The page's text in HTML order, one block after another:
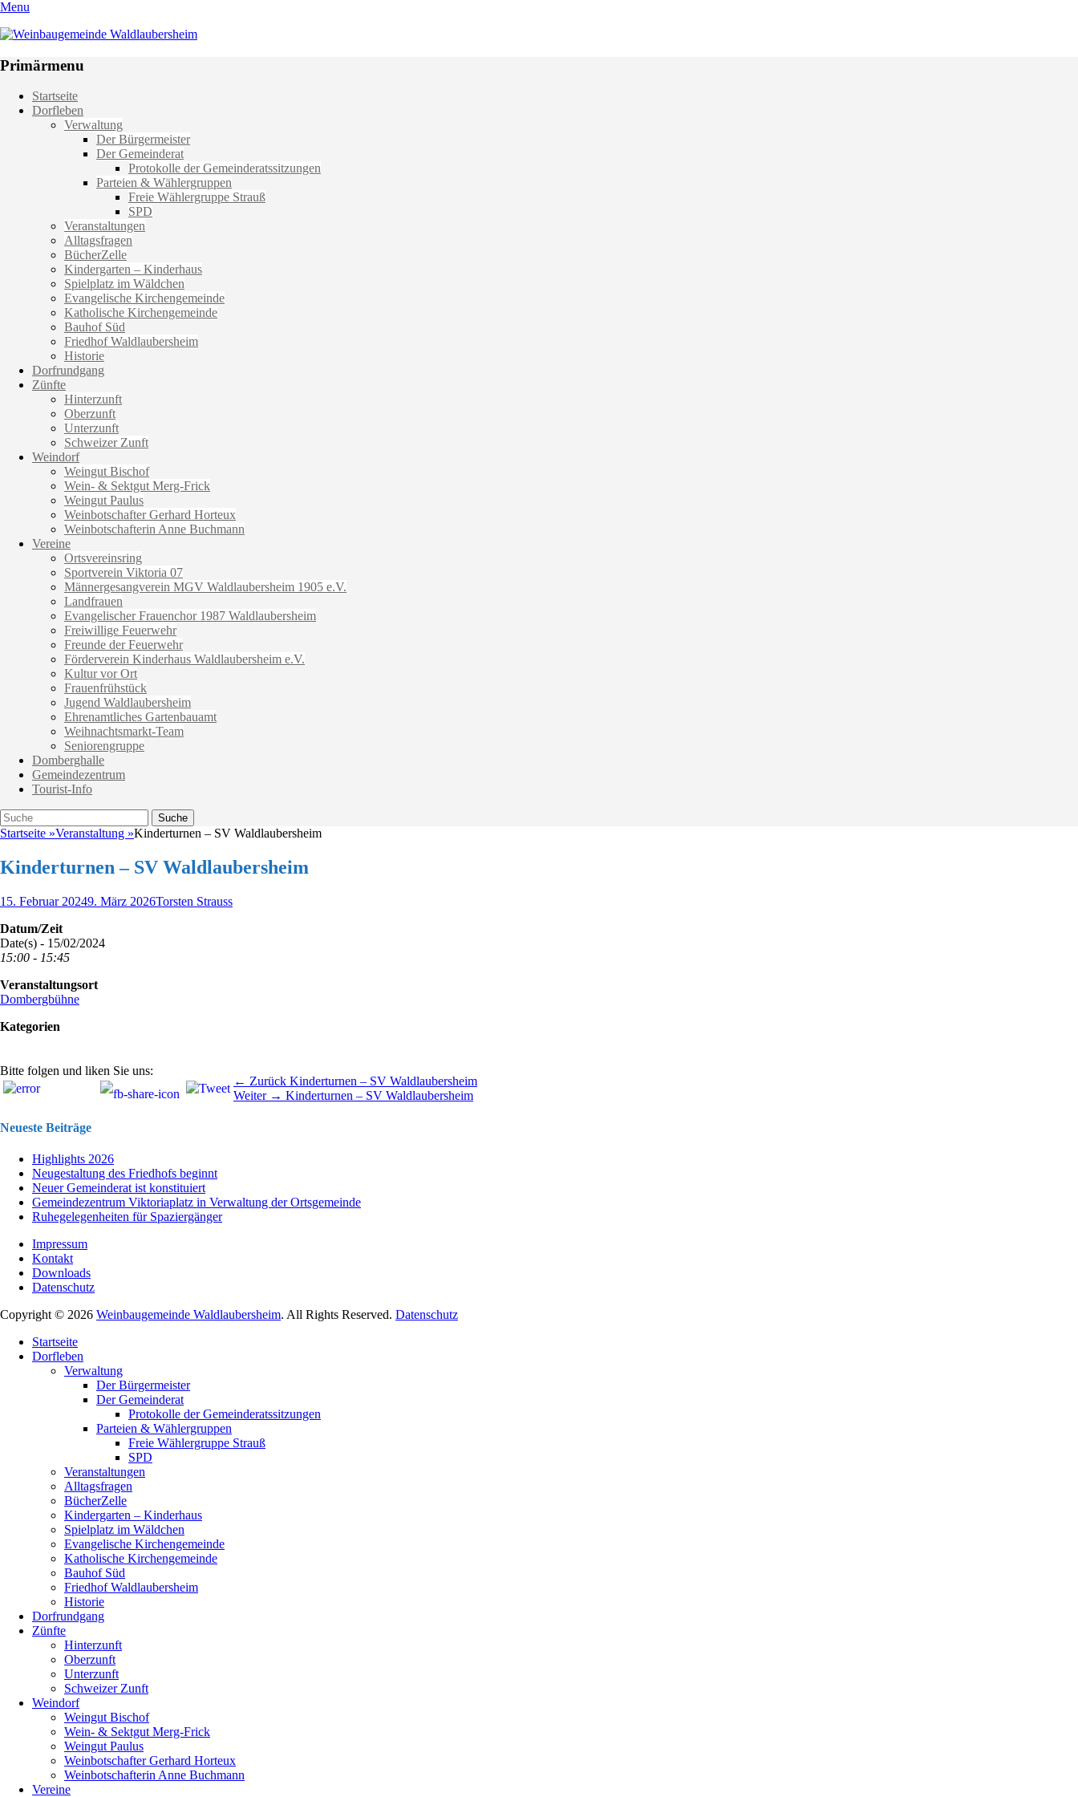
Menu
Weinbaugemeinde Waldlaubersheim
Primärmenu
Weiter
zum
Startseite
Dorfleben
Verwaltung
Der Bürgermeister
Der Gemeinderat
Protokolle der Gemeinderatssitzungen
Parteien & Wählergruppen
Freie Wählergruppe Strauß
SPD
Veranstaltungen
Alltagsfragen
BücherZelle
Kindergarten – Kinderhaus
Spielplatz im Wäldchen
Evangelische Kirchengemeinde
Katholische Kirchengemeinde
Bauhof Süd
Friedhof Waldlaubersheim
Historie
Dorfrundgang
Zünfte
Hinterzunft
Oberzunft
Unterzunft
Schweizer Zunft
Weindorf
Weingut Bischof
Wein- & Sektgut Merg-Frick
Weingut Paulus
Weinbotschafter Gerhard Horteux
Weinbotschafterin Anne Buchmann
Vereine
Ortsvereinsring
Sportverein Viktoria 07
Männergesangverein MGV Waldlaubersheim 1905 e.V.
Landfrauen
Evangelischer Frauenchor 1987 Waldlaubersheim
Freiwillige Feuerwehr
Freunde der Feuerwehr
Förderverein Kinderhaus Waldlaubersheim e.V.
Kultur vor Ort
Frauenfrühstück
Jugend Waldlaubersheim
Ehrenamtliches Gartenbauamt
Weihnachtsmarkt-Team
Seniorengruppe
Domberghalle
Gemeindezentrum
Tourist-Info
Suche
Suche
nach:
Startseite »Veranstaltung »Kinderturnen – SV Waldlaubersheim
Kinderturnen – SV Waldlaubersheim
Veröffentlicht
15. Februar 20249. März 2026Autor
Torsten Strauss
Datum/Zeit
Date(s) - 15/02/2024
15:00 - 15:45
Veranstaltungsort
Dombergbühne
Kategorien
Bitte folgen und liken Sie uns:
Beitragsnavigation ← Zurück Vorhergehender
Beitrag:
Kinderturnen – SV Waldlaubersheim
Weiter → Nächster
Kinderturnen – SV Waldlaubersheim
Neueste Beiträge
Highlights 2026
Neugestaltung des Friedhofs beginnt
Neuer Gemeinderat ist konstituiert
Gemeindezentrum Viktoriaplatz in Verwaltung der Ortsgemeinde
Ruhegelegenheiten für Spaziergänger
Impressum
Kontakt
Downloads
Datenschutz
Copyright © 2026 Weinbaugemeinde Waldlaubersheim. All Rights Reserved. Datenschutz
oben
scrollen
Startseite
Dorfleben
Verwaltung
Der Bürgermeister
Der Gemeinderat
Protokolle der Gemeinderatssitzungen
Parteien & Wählergruppen
Freie Wählergruppe Strauß
SPD
Veranstaltungen
Alltagsfragen
BücherZelle
Kindergarten – Kinderhaus
Spielplatz im Wäldchen
Evangelische Kirchengemeinde
Katholische Kirchengemeinde
Bauhof Süd
Friedhof Waldlaubersheim
Historie
Dorfrundgang
Zünfte
Hinterzunft
Oberzunft
Unterzunft
Schweizer Zunft
Weindorf
Weingut Bischof
Wein- & Sektgut Merg-Frick
Weingut Paulus
Weinbotschafter Gerhard Horteux
Weinbotschafterin Anne Buchmann
Vereine